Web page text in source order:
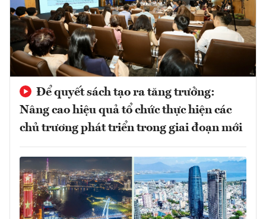
Để quyết sách tạo ra tăng trưởng:
Nâng cao hiệu quả tổ chức thực hiện các
chủ trương phát triển trong giai đoạn mới